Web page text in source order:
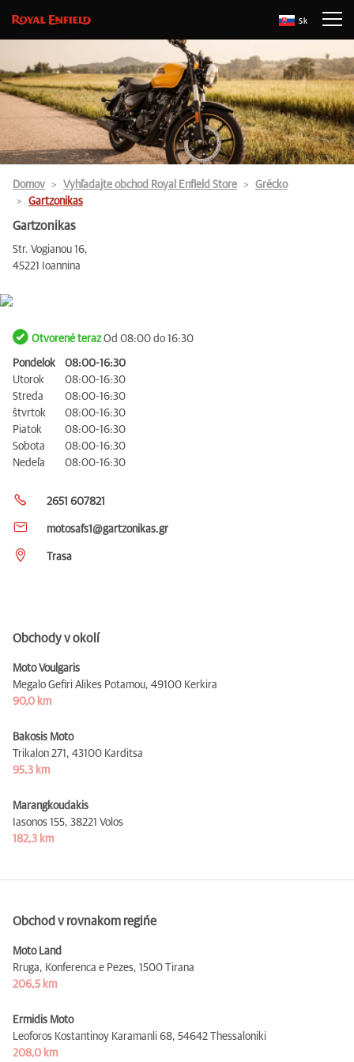
Sk
Domov Vyhľadajte obchod Royal Enfield Store
Grécko
Gartzonikas
Gartzonikas
Str. Vogianou 16,
45221 Ioannina
Otvorené terazOd 08:00 do 16:30
Pondelok
08:00-16:30
Utorok
08:00-16:30
Streda
08:00-16:30
štvrtok
08:00-16:30
Piatok
08:00-16:30
Sobota
08:00-16:30
Nedeľa
08:00-16:30
2651 607821
motosafs1@gartzonikas.gr
Trasa
Obchody v okolí
Moto Voulgaris
Megalo Gefiri Alikes Potamou, 49100 Kerkira
90,0 km
Bakosis Moto
Trikalon 271, 43100 Karditsa
95,3 km
Marangkoudakis
Iasonos 155, 38221 Volos
182,3 km
Obchod v rovnakom regińe
Moto Land
Rruga, Konferenca e Pezes, 1500 Tirana
206,5 km
Ermidis Moto
Leoforos Kostantinoy Karamanli 68, 54642 Thessaloniki
208,0 km